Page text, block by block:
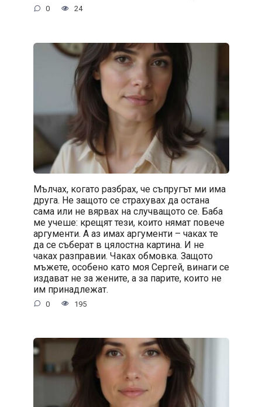
0 24
Мълчах, когато разбрах, че съпругът ми има
друга. Не защото се страхувах да остана
сама или не вярвах на случващото се. Баба
ме учеше: крещят тези, които нямат повече
аргументи. А аз имах аргументи – чаках те
да се съберат в цялостна картина. И не
чаках разправии. Чаках обмовка. Защото
мъжете, особено като моя Сергей, винаги се
издават не за жените, а за парите, които не
им принадлежат.
0 195